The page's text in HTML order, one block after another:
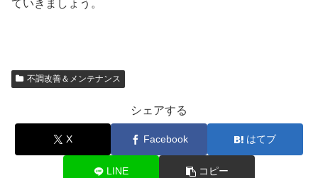
ていきましょう。
不調改善＆メンテナンス
シェアする
X Facebook はてブ
LINE コピー